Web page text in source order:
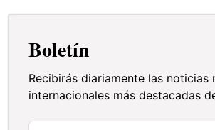
Boletín
Recibirás diariamente las noticias
internacionales más destacadas